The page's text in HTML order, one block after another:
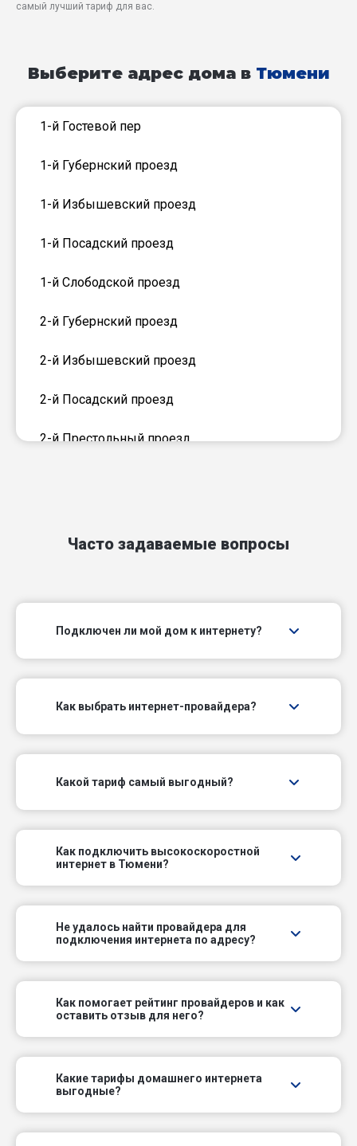
самый лучший тариф для вас.
Выберите адрес дома в Тюмени
1-й Гостевой пер
1-й Губернский проезд
1-й Избышевский проезд
1-й Посадский проезд
1-й Слободской проезд
2-й Губернский проезд
2-й Избышевский проезд
2-й Посадский проезд
2-й Престольный проезд
3-й Губернский проезд
3-й Посадский проезд
3-й Слободской проезд
4-й Посадский проезд
4-й Престольный проезд
4-й Северный пер
4-й Слободской проезд
5-й Земской проезд
5-й Посадский проезд
5-й Слободской проезд
6-й Губернский проезд
7-й Губернский проезд
Часто задаваемые вопросы
Подключен ли мой дом к интернету?
Как выбрать интернет-провайдера?
Какой тариф самый выгодный?
Как подключить высокоскоростной
интернет в Тюмени?
Не удалось найти провайдера для
подключения интернета по адресу?
Как помогает рейтинг провайдеров и как
оставить отзыв для него?
Какие тарифы домашнего интернета
выгодные?